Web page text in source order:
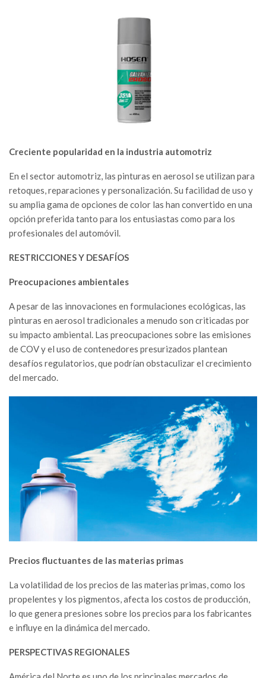
Creciente popularidad en la industria automotriz
En el sector automotriz, las pinturas en aerosol se utilizan para
retoques, reparaciones y personalización. Su facilidad de uso y
su amplia gama de opciones de color las han convertido en una
opción preferida tanto para los entusiastas como para los
profesionales del automóvil.
RESTRICCIONES Y DESAFÍOS
Preocupaciones ambientales
A pesar de las innovaciones en formulaciones ecológicas, las
pinturas en aerosol tradicionales a menudo son criticadas por
su impacto ambiental. Las preocupaciones sobre las emisiones
de COV y el uso de contenedores presurizados plantean
desafíos regulatorios, que podrían obstaculizar el crecimiento
del mercado.
Precios fluctuantes de las materias primas
La volatilidad de los precios de las materias primas, como los
propelentes y los pigmentos, afecta los costos de producción,
lo que genera presiones sobre los precios para los fabricantes
e influye en la dinámica del mercado.
PERSPECTIVAS REGIONALES